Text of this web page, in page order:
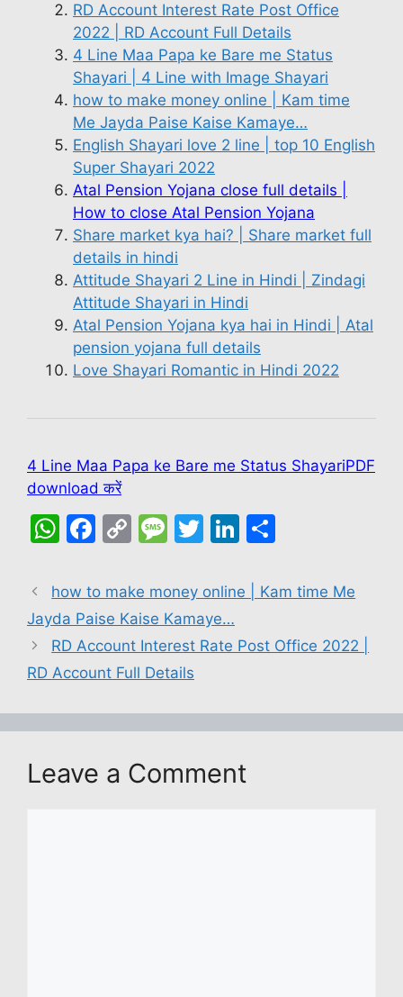
RD Account Interest Rate Post Office
2022 | RD Account Full Details
4 Line Maa Papa ke Bare me Status
Shayari | 4 Line with Image Shayari
how to make money online | Kam time
Me Jayda Paise Kaise Kamaye…
English Shayari love 2 line | top 10 English
Super Shayari 2022
Atal Pension Yojana close full details |
How to close Atal Pension Yojana
Share market kya hai? | Share market full
details in hindi
Attitude Shayari 2 Line in Hindi | Zindagi
Attitude Shayari in Hindi
Atal Pension Yojana kya hai in Hindi | Atal
pension yojana full details
Love Shayari Romantic in Hindi 2022
4 Line Maa Papa ke Bare me Status ShayariPDF
download करें
W
at
s
A
p
F
c
e
b
o
k
C
p
y
Li
n
M
s
s
a
g
T
itt
er
Li
k
dI
ar
how to make money online | Kam time Me
Jayda Paise Kaise Kamaye…
RD Account Interest Rate Post Office 2022 |
RD Account Full Details
Leave a Comment